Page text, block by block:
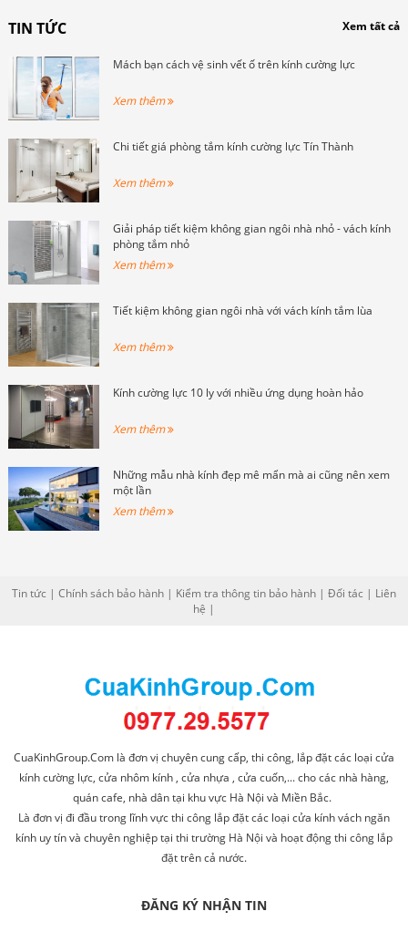
TIN TỨC Xem tất cả
Mách bạn cách vệ sinh vết ố trên kính cường lực
Xem thêm
Chi tiết giá phòng tắm kính cường lực Tín Thành
Xem thêm
Giải pháp tiết kiệm không gian ngôi nhà nhỏ - vách kính
phòng tắm nhỏ
Xem thêm
Tiết kiệm không gian ngôi nhà với vách kính tắm lùa
Xem thêm
Kính cường lực 10 ly với nhiều ứng dụng hoàn hảo
Xem thêm
Những mẫu nhà kính đẹp mê mẩn mà ai cũng nên xem
một lần
Xem thêm
Tin tức | Chính sách bảo hành| Kiểm tra thông tin bảo hành| Đối tác | Liên
hệ |
CuaKinhGroup.Com là đơn vị chuyên cung cấp, thi công, lắp đặt các loại cửa
kính cường lực, cửa nhôm kính , cửa nhựa , cửa cuốn,... cho các nhà hàng,
quán cafe, nhà dân tại khu vực Hà Nội và Miền Bắc.
Là đơn vị đi đầu trong lĩnh vực thi công lắp đặt các loại cửa kính vách ngăn
kính uy tín và chuyên nghiệp tại thi trường Hà Nội và hoạt động thi công lắp
đặt trên cả nước.
ĐĂNG KÝ NHẬN TIN